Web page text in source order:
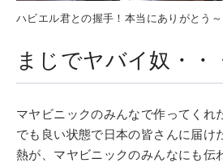
ハビエル君との握手！本当にありがとう～
まじでヤバイ奴・・
マヤビニックのみんなで作ってくれ
でも良い状態で日本の皆さんに届け
熱が、マヤビニックのみんなにも伝